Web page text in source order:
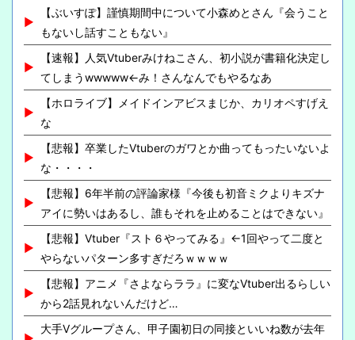
【ぶいすぽ】謹慎期間中について小森めとさん『会うこと
もないし話すこともない』
【速報】人気Vtuberみけねこさん、初小説が書籍化決定し
てしまうwwwww←み！さんなんでもやるなあ
【ホロライブ】メイドインアビスまじか、カリオペすげえ
な
【悲報】卒業したVtuberのガワとか曲ってもったいないよ
な・・・・
【悲報】6年半前の評論家様『今後も初音ミクよりキズナ
アイに勢いはあるし、誰もそれを止めることはできない』
【悲報】Vtuber『スト６やってみる』←1回やって二度と
やらないパターン多すぎだろｗｗｗｗ
【悲報】アニメ『さよならララ』に変なVtuber出るらしい
から2話見れないんだけど…
大手Vグループさん、甲子園初日の同接といいね数が去年